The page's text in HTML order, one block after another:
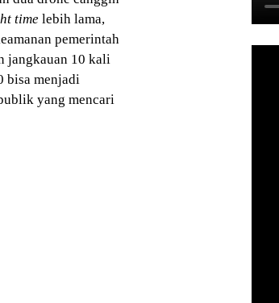
time lebih lama,
pemerintah
jangkauan 10 kali
bisa menjadi
yang mencari